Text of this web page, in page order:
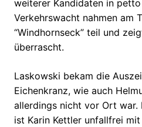
weiterer Kandidaten in
Verkehrswacht nahmen am
“Windhornseck” teil und
überrascht.
Laskowski bekam die
Eichenkranz, wie auch
allerdings nicht vor Ort war.
ist Karin Kettler unfallfrei